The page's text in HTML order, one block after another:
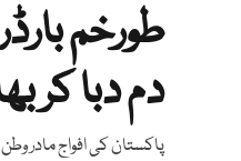
طورخم
دم دبا کر
پاکستان کی افواج مادر